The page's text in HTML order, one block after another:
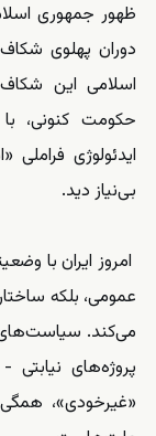
ظهور جمهوری
دوران پهلوی
اسلامی این
حکومت کنونی،
ایدئولوژی
بی‌نیاز دید.
امروز ایران با
عمومی، بلکه
می‌کند. سیاست‌های
پروژه‌های
«غیرخودی»،